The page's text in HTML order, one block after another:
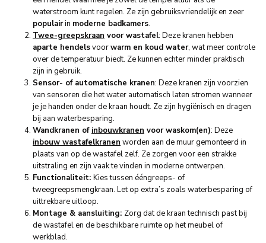
waterstroom kunt regelen. Ze zijn gebruiksvriendelijk en zeer
populairin moderne badkamers.
Twee-greepskraan voor wastafel: Deze kranen hebben
aparte hendelsvoorwarm en koud water, wat meer controle
over de temperatuur biedt. Ze kunnen echter minder praktisch
zijn in gebruik.
Sensor- of automatische kranen: Deze kranen zijn voorzien
van sensoren die het water automatisch laten stromen wanneer
je je handen onder de kraan houdt. Ze zijn hygiënisch en dragen
bij aan waterbesparing.
Wandkranen of inbouwkranen voor waskom(en): Deze
inbouw wastafelkranen worden aan de muur gemonteerd in
plaats van op de wastafel zelf. Ze zorgen voor een strakke
uitstraling en zijn vaak te vinden in moderne ontwerpen.
Functionaliteit: Kies tussen ééngreeps- of
tweegreepsmengkraan. Let op extra’s zoals waterbesparing of
uittrekbare uitloop.
Montage & aansluiting: Zorg dat de kraan technisch past bij
de wastafel en de beschikbare ruimte op het meubel of
werkblad.